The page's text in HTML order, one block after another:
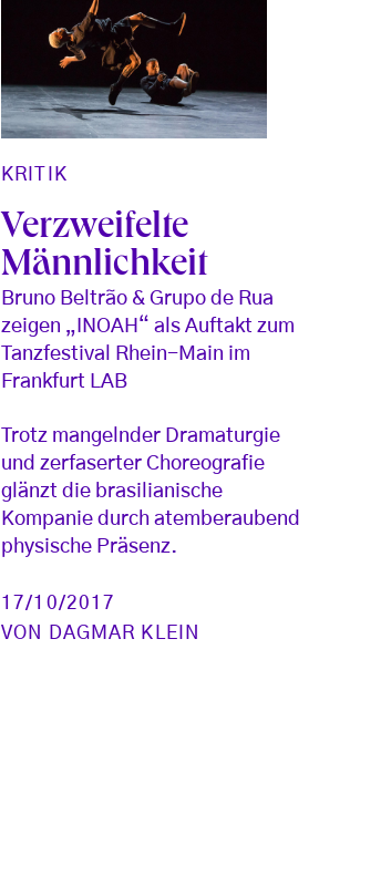
KRITIK
Verzweifelte
Männlichkeit
Bruno Beltrão & Grupo de Rua
zeigen „INOAH“ als Auftakt zum
Tanzfestival Rhein-Main im
Frankfurt LAB
Trotz mangelnder Dramaturgie
und zerfaserter Choreografie
glänzt die brasilianische
Kompanie durch atemberaubend
physische Präsenz.
17/10/2017
VON
DAGMAR KLEIN